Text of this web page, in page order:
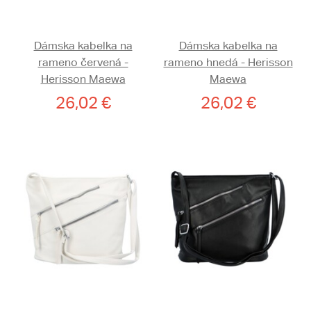
Dámska kabelka na
rameno červená -
Herisson Maewa
26,02 €
Dámska kabelka na
rameno hnedá - Herisson
Maewa
26,02 €